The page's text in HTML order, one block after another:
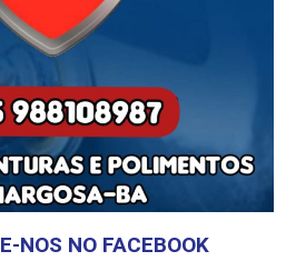
NOS NO FACEBOOK